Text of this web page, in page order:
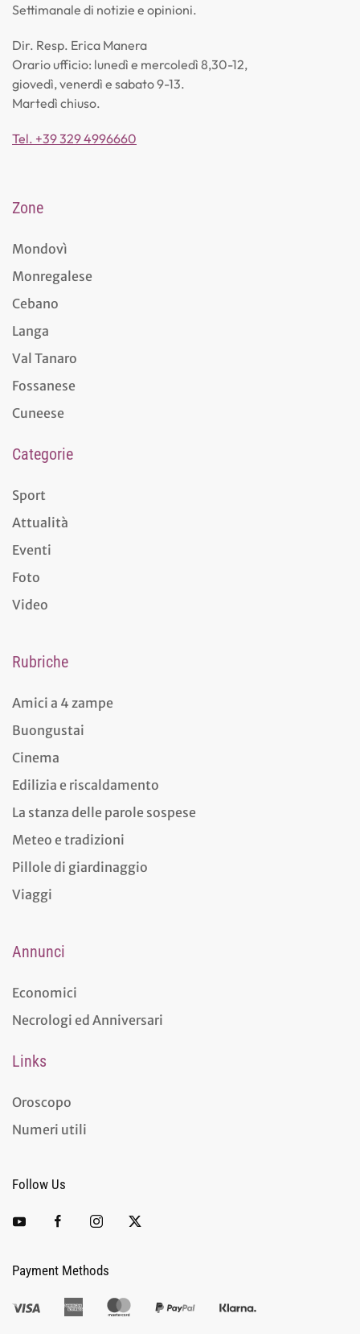
Settimanale di notizie e opinioni.
Dir. Resp. Erica Manera
Orario ufficio: lunedì e mercoledì 8,30-12,
giovedì, venerdì e sabato 9-13.
Martedì chiuso.
Tel. +39 329 4996660
Zone
Mondovì
Monregalese
Cebano
Langa
Val Tanaro
Fossanese
Cuneese
Categorie
Sport
Attualità
Eventi
Foto
Video
Rubriche
Amici a 4 zampe
Buongustai
Cinema
Edilizia e riscaldamento
La stanza delle parole sospese
Meteo e tradizioni
Pillole di giardinaggio
Viaggi
Annunci
Economici
Necrologi ed Anniversari
Links
Oroscopo
Numeri utili
Follow Us
Payment Methods